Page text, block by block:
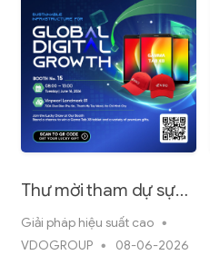
Thư mời tham dự sự
kiện DCCI 2026 tại TP
Hồ Chí Minh
Giải pháp hiệu suất cao
VDOGROUP
08-06-2026